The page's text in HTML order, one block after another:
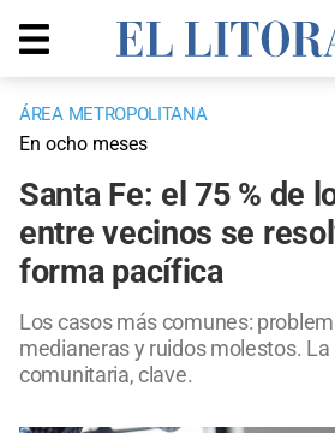
ÁREA METROPOLITANA
En ocho meses
Santa Fe: el 75 % de
entre vecinos se
forma pacífica
Los casos más comunes:
medianeras y ruidos molestos.
comunitaria, clave.